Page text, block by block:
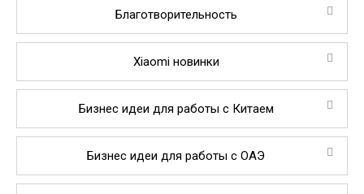
Благотворительность
Xiaomi новинки
Бизнес идеи для работы с Китаем
Бизнес идеи для работы с ОАЭ